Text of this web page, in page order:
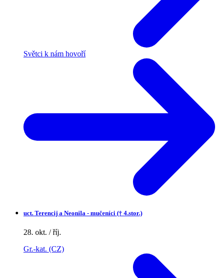
Světci k nám hovoří
uct. Terencij a Neonila - mučeníci († 4.stor.)
28. okt. / říj.
Gr.-kat. (CZ)